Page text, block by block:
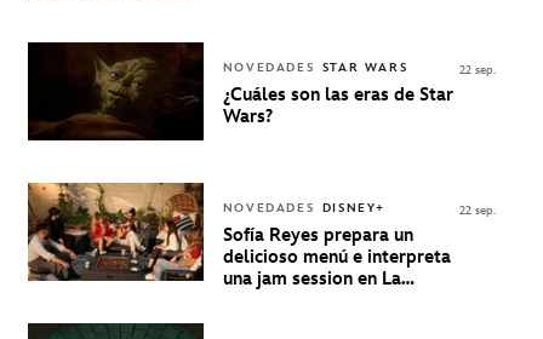
NOVEDADES STAR WARS
¿Cuáles son las eras de Star
Wars?
22 sep.
NOVEDADES DISNEY+
Sofía Reyes prepara un
delicioso menú e interpreta
una jam session en La
22 sep.